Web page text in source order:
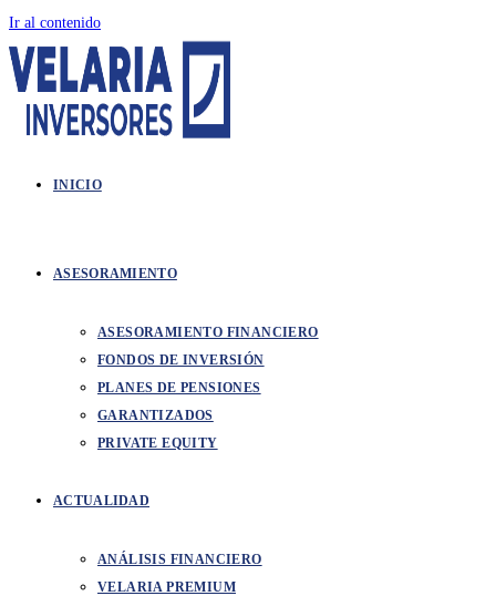
Ir al contenido
INICIO
ASESORAMIENTO
ASESORAMIENTO FINANCIERO
FONDOS DE INVERSIÓN
PLANES DE PENSIONES
GARANTIZADOS
PRIVATE EQUITY
ACTUALIDAD
ANÁLISIS FINANCIERO
VELARIA PREMIUM